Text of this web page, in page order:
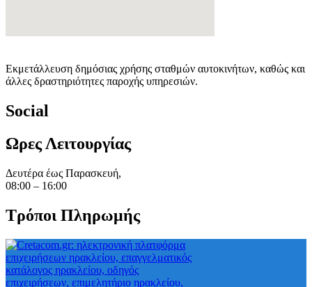
Εκμετάλλευση δημόσιας χρήσης σταθμών αυτοκινήτων, καθώς και
άλλες δραστηριότητες παροχής υπηρεσιών.
Social
Ωρες Λειτουργίας
Δευτέρα έως Παρασκευή,
08:00 – 16:00
Τρόποι Πληρωμής